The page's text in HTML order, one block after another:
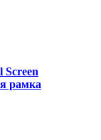
Screen
рамка